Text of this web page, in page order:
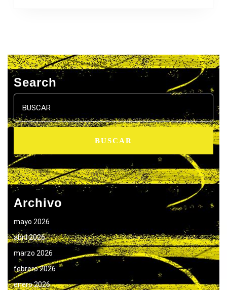
Search
Buscar:
Archivo
mayo 2026
abril 2026
marzo 2026
febrero 2026
enero 2026